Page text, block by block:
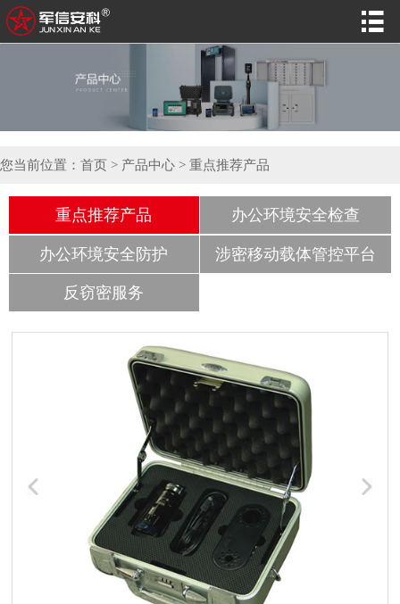

您当前位置： 首页 > 产品中心 > 重点推荐产品
重点推荐产品 办公环境安全检查
办公环境安全防护 涉密移动载体管控平台
反窃密服务